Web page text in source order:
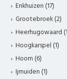
Enkhuizen (17)
Grootebroek (2)
Heerhugowaard
Hoogkarspel (1)
Hoorn (6)
Ijmuiden (1)